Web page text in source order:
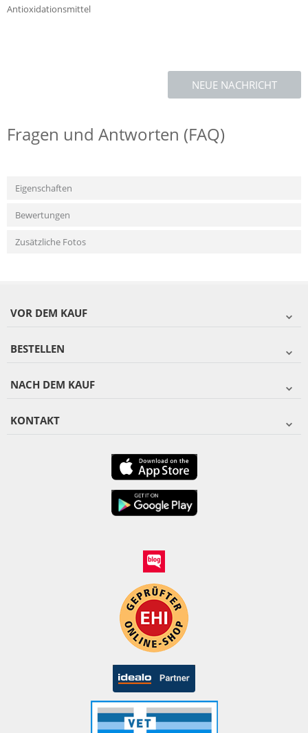
Antioxidationsmittel
NEUE NACHRICHT
Fragen und Antworten (FAQ)
Eigenschaften
Bewertungen
Zusätzliche Fotos
VOR DEM KAUF
BESTELLEN
NACH DEM KAUF
KONTAKT